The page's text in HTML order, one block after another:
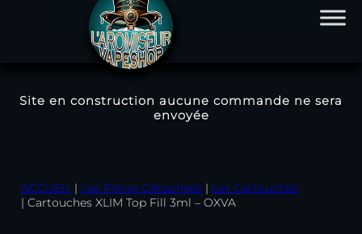
Site en construction aucune commande ne sera
envoyée
ACCUEIL | Les Pièces Détachées | Les Cartouches
| Cartouches XLIM Top Fill 3ml – OXVA